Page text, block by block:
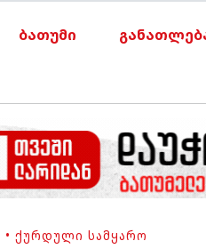
ბათუმი
• ᲥᲣᲠᲓᲣᲚᲘ ᲡᲐᲛᲧᲐᲠᲝ